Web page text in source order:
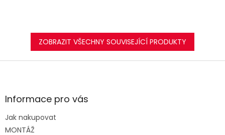
ZOBRAZIT VŠECHNY SOUVISEJÍCÍ PRODUKTY
Z
aInformace pro vás
Jak nakupovat
MONTÁŽ